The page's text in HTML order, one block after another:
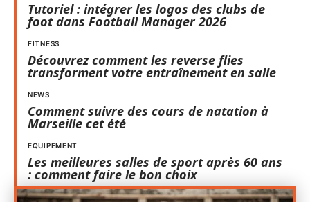
Tutoriel : intégrer les logos des clubs de
foot dans Football Manager 2026
FITNESS
Découvrez comment les reverse flies
transforment votre entraînement en salle
NEWS
Comment suivre des cours de natation à
Marseille cet été
EQUIPEMENT
Les meilleures salles de sport après 60 ans
: comment faire le bon choix